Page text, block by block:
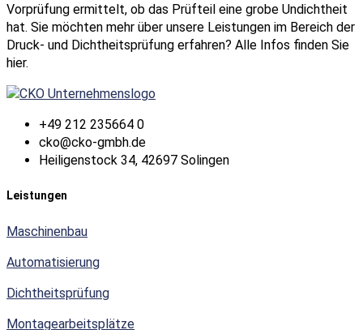
Vorprüfung ermittelt, ob das Prüfteil eine grobe Undichtheit
hat. Sie möchten mehr über unsere Leistungen im Bereich der
Druck- und Dichtheitsprüfung erfahren? Alle Infos finden Sie
hier.
+49 212 235664 0
cko@cko-gmbh.de
Heiligenstock 34, 42697 Solingen
Leistungen
Maschinenbau
Automatisierung
Dichtheitsprüfung
Montagearbeitsplätze